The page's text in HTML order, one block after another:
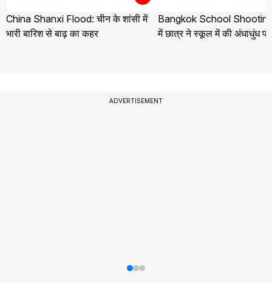
China Shanxi Flood: चीन के शांसी में
भारी बारिश से बाढ़ का कहर
Bangkok School
में छात्र ने स्कूल में की अंधाधुंध
ADVERTISEMENT